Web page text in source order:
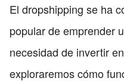
El dropshipping se ha
popular de emprender
necesidad de invertir
exploraremos cómo